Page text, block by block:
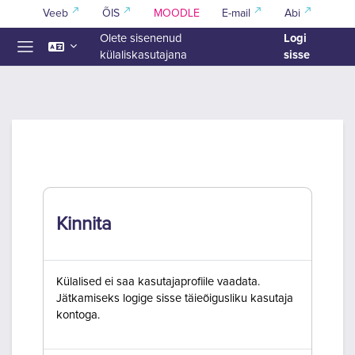
Jäta vahele peasisuni
Veeb ÕIS MOODLE E-mail Abi
Olete sisenenud
külaliskasutajana
Logi
sisse
Kinnita
Külalised ei saa kasutajaprofiile vaadata.
Jätkamiseks logige sisse täieõigusliku kasutaja
kontoga.